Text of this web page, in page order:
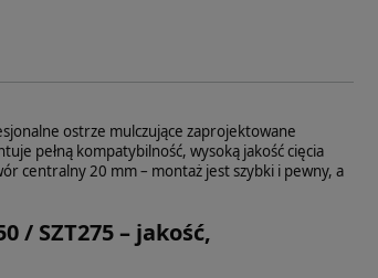
ostrze mulczujące zaprojektowane
pełną kompatybilność, wysoką jakość cięcia
centralny 20 mm – montaż jest szybki i pewny, a
/ SZT275 – jakość,